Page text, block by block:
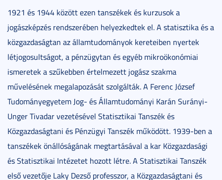
1921 és 1944 között ezen tanszékek és kurzusok a
jogászképzés rendszerében helyezkedtek el. A statisztika és a
közgazdaságtan az államtudományok kereteiben nyertek
létjogosultságot, a pénzügytan és egyéb mikroökonómiai
ismeretek a szűkebben értelmezett jogász szakma
művelésének megalapozását szolgálták. A Ferenc József
Tudományegyetem Jog- és Államtudományi Karán Surányi-
Unger Tivadar vezetésével Statisztikai Tanszék és
Közgazdaságtani és Pénzügyi Tanszék működött. 1939-ben a
tanszékek önállóságának megtartásával a kar Közgazdasági
és Statisztikai Intézetet hozott létre. A Statisztikai Tanszék
első vezetője Laky Dezső professzor, a Közgazdaságtani és